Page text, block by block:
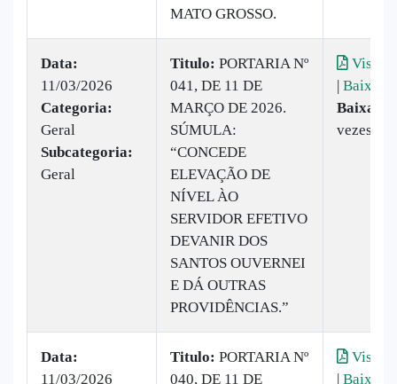
MATO GROSSO.
Data:
11/03/2026
Categoria:
Geral
Subcategoria:
Geral
Titulo: PORTARIA Nº
041, DE 11 DE
MARÇO DE 2026.
SÚMULA:
“CONCEDE
ELEVAÇÃO DE
NÍVEL ÀO
SERVIDOR EFETIVO
DEVANIR DOS
SANTOS OUVERNEI
E DÁ OUTRAS
PROVIDÊNCIAS.”
| Baixar
Baixado:
vezes
Data:
11/03/2026
Titulo: PORTARIA Nº
040, DE 11 DE
| Baixar